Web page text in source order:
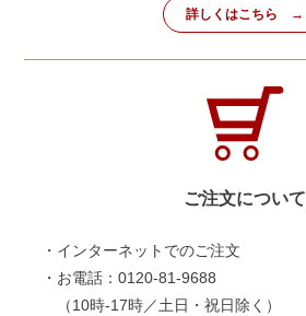
詳しくはこちら
ご注文について
・インターネットでのご注文
・お電話：0120-81-9688
（10時-17時／土日・祝日除く）